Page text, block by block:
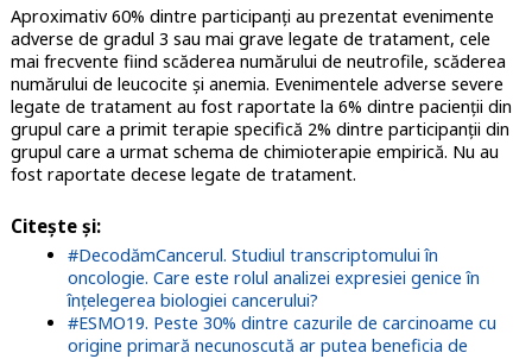
Aproximativ 60% dintre participanţi au prezentat evenimente
adverse de gradul 3 sau mai grave legate de tratament, cele
mai frecvente fiind scăderea numărului de neutrofile, scăderea
numărului de leucocite și anemia. Evenimentele adverse severe
legate de tratament au fost raportate la 6% dintre pacienții din
grupul care a primit terapie specifică 2% dintre participanţii din
grupul care a urmat schema de chimioterapie empirică. Nu au
fost raportate decese legate de tratament.
Citeşte şi:
#DecodămCancerul. Studiul transcriptomului în
oncologie. Care este rolul analizei expresiei genice în
înțelegerea biologiei cancerului?
#ESMO19. Peste 30% dintre cazurile de carcinoame cu
origine primară necunoscută ar putea beneficia de